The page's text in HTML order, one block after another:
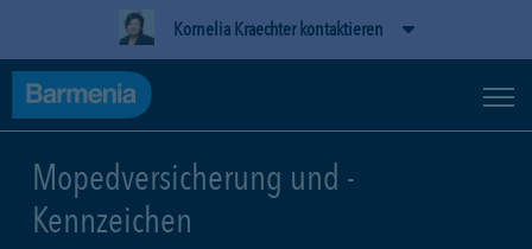
Kornelia Kraechter kontaktieren
Mopedversicherung und -
Kennzeichen